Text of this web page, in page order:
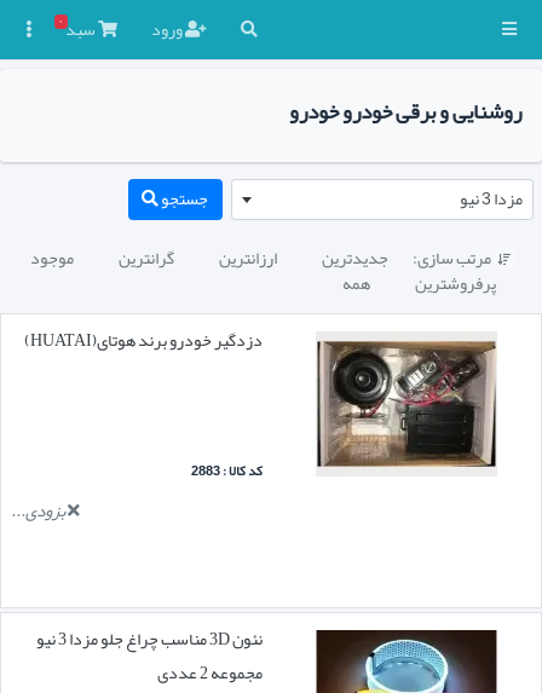
ورود سبد۰
روشنایی و برقی خودرو خودرو
مزدا 3 نیو جستجو
 مرتب سازی: جدیدترین ارزانترین گرانترین موجود
پرفروشترین
همه
دزدگیر خودرو برند هوتای(HUATAI)
کد کالا : 2883
بزودی...
نئون 3D مناسب چراغ جلو مزدا 3 نیو
مجموعه 2 عددی